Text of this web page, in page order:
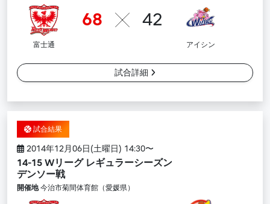
68 42
富士通 アイシン
試合詳細
試合結果
2014年12月06日(土曜日) 14:30〜
14-15 Wリーグ レギュラーシーズン
デンソー戦
開催地今治市菊間体育館（愛媛県）